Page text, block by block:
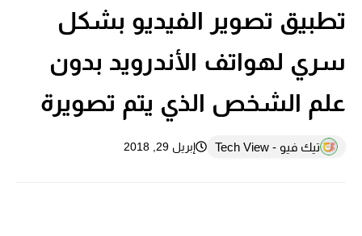
تطبيق تصوير الفيديو بشكل
سري لهواتف الأندرويد بدون
علم الشخص الذي يتم تصويرة
تيك فيو - Tech View إبريل 29, 2018